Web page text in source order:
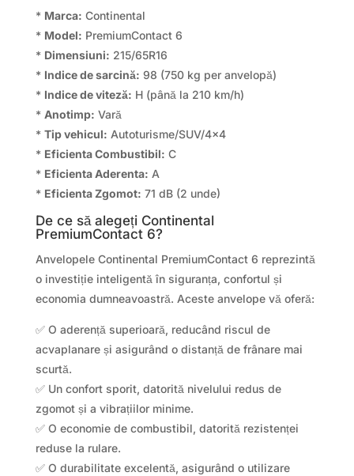
* Marca: Continental
* Model: PremiumContact 6
* Dimensiuni: 215/65R16
* Indice de sarcină: 98 (750 kg per anvelopă)
* Indice de viteză: H (până la 210 km/h)
* Anotimp: Vară
* Tip vehicul: Autoturisme/SUV/4×4
* Eficienta Combustibil: C
* Eficienta Aderenta: A
* Eficienta Zgomot: 71 dB (2 unde)
De ce să alegeți Continental
PremiumContact 6?
Anvelopele Continental PremiumContact 6 reprezintă
o investiție inteligentă în siguranța, confortul și
economia dumneavoastră. Aceste anvelope vă oferă:
✅ O aderență superioară, reducând riscul de
acvaplanare și asigurând o distanță de frânare mai
scurtă.
✅ Un confort sporit, datorită nivelului redus de
zgomot și a vibrațiilor minime.
✅ O economie de combustibil, datorită rezistenței
reduse la rulare.
✅ O durabilitate excelentă, asigurând o utilizare